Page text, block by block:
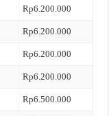
Rp6.200.000
Rp6.200.000
Rp6.200.000
Rp6.200.000
Rp6.500.000